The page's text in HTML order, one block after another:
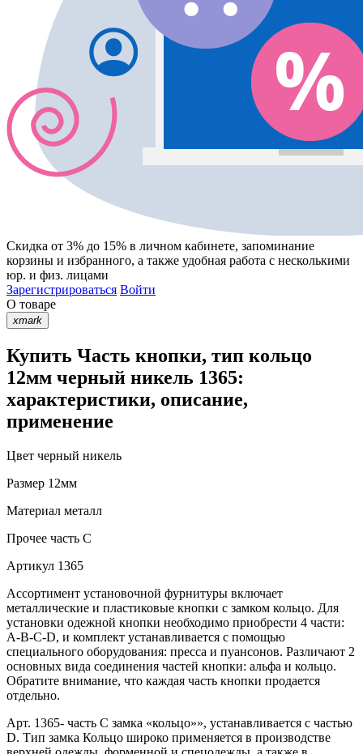
Скидка от 3% до 15% в личном кабинете, запоминание
корзины и избранного, а также удобная работа с несколькими
юр. и физ. лицами
Зарегистрироваться Войти
О товаре
xmark
Купить Часть кнопки, тип кольцо
12мм черный никель 1365:
характеристики, описание,
применение
Цвет черный никель
Размер 12мм
Материал металл
Прочее часть C
Артикул 1365
Ассортимент установочной фурнитуры включает
металлические и пластиковые кнопки с замком кольцо. Для
установки одежной кнопки необходимо приобрести 4 части:
A-B-C-D, и комплект устанавливается с помощью
специального оборудования: пресса и пуансонов. Различают 2
основных вида соединения частей кнопки: альфа и кольцо.
Обратите внимание, что каждая часть кнопки продается
отдельно.
Арт. 1365- часть С замка «кольцо»», устанавливается с частью
D. Тип замка Кольцо широко применяется в производстве